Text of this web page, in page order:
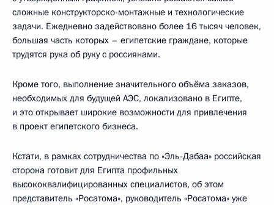
сложные конструкторско-монтажные и технологические
задачи. Ежедневно задействовано более 16 тысяч человек,
большая часть которых – египетские граждане, которые
трудятся рука об руку с россиянами.
Кроме того, выполнение значительного объёма заказов,
необходимых для будущей АЭС, локализовано в Египте,
и это открывает широкие возможности для привлечения
в проект египетского бизнеса.
Кстати, в рамках сотрудничества по «Эль-Дабаа» российская
сторона готовит для Египта профильных
высококвалифицированных специалистов, об этом
представитель «Росатома», руководитель «Росатома» уже